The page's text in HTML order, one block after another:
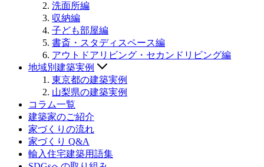
洗面所編
収納編
子ども部屋編
書斎・スタディスペース編
アウトドアリビング・セカンドリビング編
地域別建築実例
東京都の建築実例
山梨県の建築実例
コラム一覧
建築家のご紹介
家づくりの流れ
家づくり Q&A
輸入住宅建築用語集